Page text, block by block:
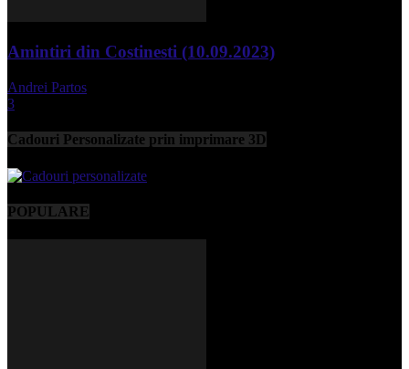
Amintiri din Costinesti (10.09.2023)
Andrei Partos
3
Cadouri Personalizate prin imprimare 3D
POPULARE